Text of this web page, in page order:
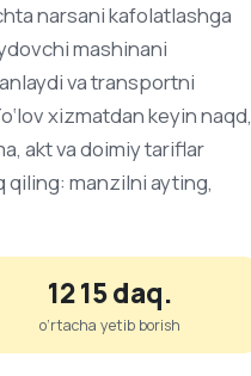
narsani kafolatlashga
mashinani
va transportni
xizmatdan keyin naqd,
akt va doimiy tariflar
qiling: manzilni ayting,
12 15 daq.
o‘rtacha yetib borish